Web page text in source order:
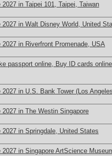
2027 in Taipei 101, Taipei, Taiwan
2027 in Walt Disney World, United
2027 in Riverfront Promenade, USA
passport online, Buy ID cards
2027 in U.S. Bank Tower (Los
2027 in The Westin Singapore
2027 in Springdale, United States
2027 in Singapore ArtScience